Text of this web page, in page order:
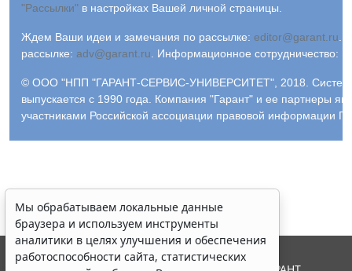
"Рассылки" в настройках Вашей личной страницы.
Ждем Ваши идеи и замечания по рассылке: editor@garant.ru
рассылке: adv@garant.ru Информационное сотрудничество:
© ООО "НПП "ГАРАНТ-СЕРВИС-УНИВЕРСИТЕТ", 2018.
выпускается с 1990 года. Компания "Гарант" и ее партнеры
участниками Российской ассоциации правовой информации
Мы обрабатываем локальные данные
браузера и используем инструменты
аналитики в целях улучшения и обеспечения
работоспособности сайта, статистических